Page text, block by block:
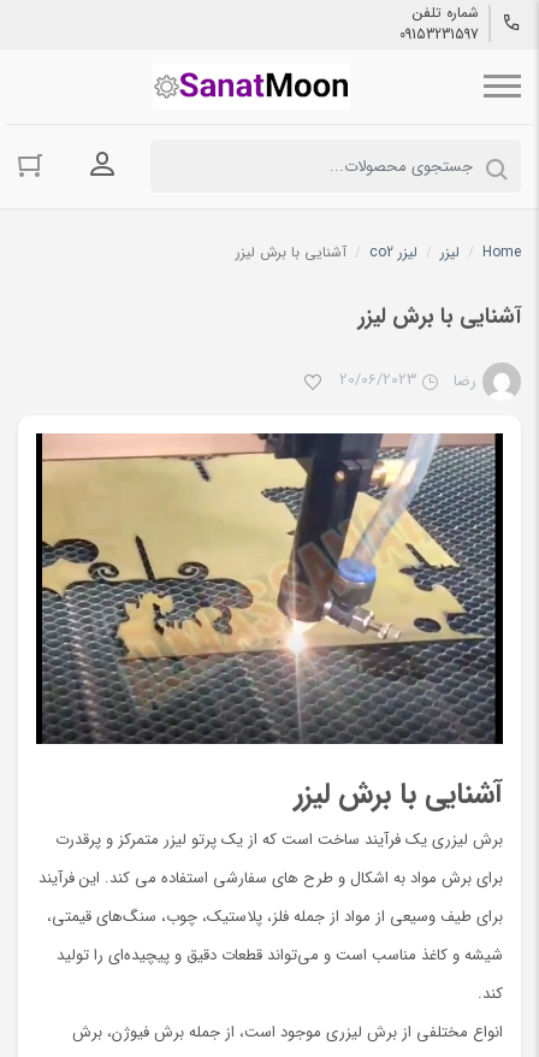
شماره تلفن
09153231597
ورود به
Home
/ لیزر / لیزر co2 / آشنایی با برش لیزر
آشنایی با برش لیزر
رضا 20/06/2023
آشنایی با برش لیزر
برش لیزری یک فرآیند ساخت است که از یک پرتو لیزر متمرکز و پرقدرت
برای برش مواد به اشکال و طرح های سفارشی استفاده می کند. این فرآیند
برای طیف وسیعی از مواد از جمله فلز، پلاستیک، چوب، سنگ‌های قیمتی،
شیشه و کاغذ مناسب است و می‌تواند قطعات دقیق و پیچیده‌ای را تولید
کند.
انواع مختلفی از برش لیزری موجود است، از جمله برش فیوژن، برش